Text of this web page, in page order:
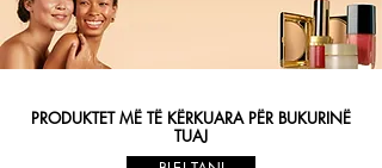
PRODUKTET MË TË KËRKUARA PËR BUKURINË
TUAJ